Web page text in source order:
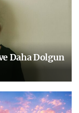
Daha Dolgun